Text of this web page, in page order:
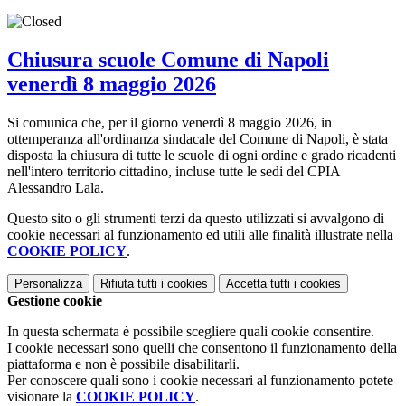
Chiusura scuole Comune di Napoli
venerdì 8 maggio 2026
Si comunica che, per il giorno venerdì 8 maggio 2026, in
ottemperanza all'ordinanza sindacale del Comune di Napoli, è stata
disposta la chiusura di tutte le scuole di ogni ordine e grado ricadenti
nell'intero territorio cittadino, incluse tutte le sedi del CPIA
Alessandro Lala.
Questo sito o gli strumenti terzi da questo utilizzati si avvalgono di
cookie necessari al funzionamento ed utili alle finalità illustrate nella
COOKIE POLICY.
Personalizza Rifiuta tutti i cookies Accetta tutti i cookies
Gestione cookie
In questa schermata è possibile scegliere quali cookie consentire.
I cookie necessari sono quelli che consentono il funzionamento della
piattaforma e non è possibile disabilitarli.
Per conoscere quali sono i cookie necessari al funzionamento potete
visionare la COOKIE POLICY.